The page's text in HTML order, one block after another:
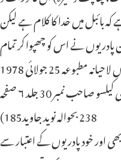
بائبل میں خدا کا کلام ہے لیکن
نے اس کو چھپوا کر تمام
ہندوستان میں پھیلایا تھا (نور افشاں لاحیانہ مطبوعہ 25 جولائی 1978
عیسوی، امریکی مشن پریس باہتمام پادری کیلسو صاحب نمبر 30 جلد ٦ صفحہ
238 بحوالہ نوید جاوید185)
اور خود پادریوں کے اعتبار سے